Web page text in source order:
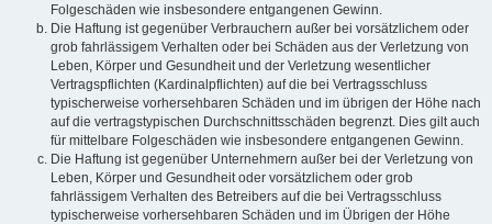
Folgeschäden wie insbesondere entgangenen Gewinn.
Die Haftung ist gegenüber Verbrauchern außer bei vorsätzlichem oder
grob fahrlässigem Verhalten oder bei Schäden aus der Verletzung von
Leben, Körper und Gesundheit und der Verletzung wesentlicher
Vertragspflichten (Kardinalpflichten) auf die bei Vertragsschluss
typischerweise vorhersehbaren Schäden und im übrigen der Höhe nach
auf die vertragstypischen Durchschnittsschäden begrenzt. Dies gilt auch
für mittelbare Folgeschäden wie insbesondere entgangenen Gewinn.
Die Haftung ist gegenüber Unternehmern außer bei der Verletzung von
Leben, Körper und Gesundheit oder vorsätzlichem oder grob
fahrlässigem Verhalten des Betreibers auf die bei Vertragsschluss
typischerweise vorhersehbaren Schäden und im Übrigen der Höhe